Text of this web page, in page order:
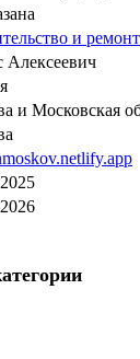
и ремонт
Алексеевич
и Московская